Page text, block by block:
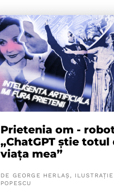
Prietenia om -
„ChatGPT știe totul
viața mea”
DE GEORGE HERLAȘ,
POPESCU